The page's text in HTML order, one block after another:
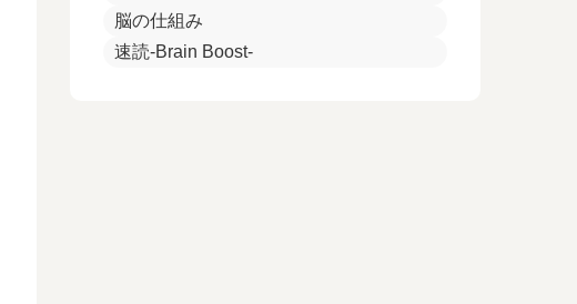
脳の仕組み
速読-Brain Boost-